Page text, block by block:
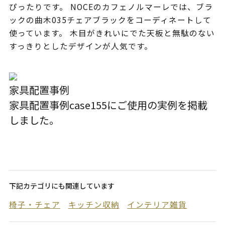
ぴったりです。 NOCEのカフェノルマーレでは、ブラ
ックの曲木035チェアブラックをコーディネートして
使っています。 木目がきれいにでた天板と無駄のない
すっきりとしたデザインが人気です。
家具配置事例
家具配置事例case155にご使用の実例を掲載
しました。
下記カテゴリにも関連しています
椅子・チェア キッチン収納 インテリア雑貨